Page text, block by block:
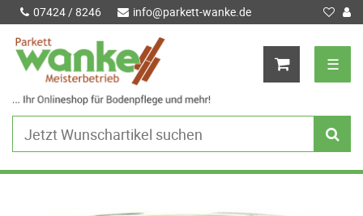
07424 / 8246 info@parkett-wanke.de
☰